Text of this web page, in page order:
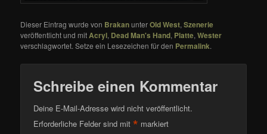
Dieser Eintrag wurde von BrakanunterOld West,Szenerie
veröffentlicht und mitAcryl, Dead Man's Hand, Platte,Wester
verschlagwortet. Setze ein Lesezeichen für den Permalink.
Schreibe einen Kommentar
Deine E-Mail-Adresse wird nicht veröffentlicht.
Erforderliche Felder sind mit* markiert